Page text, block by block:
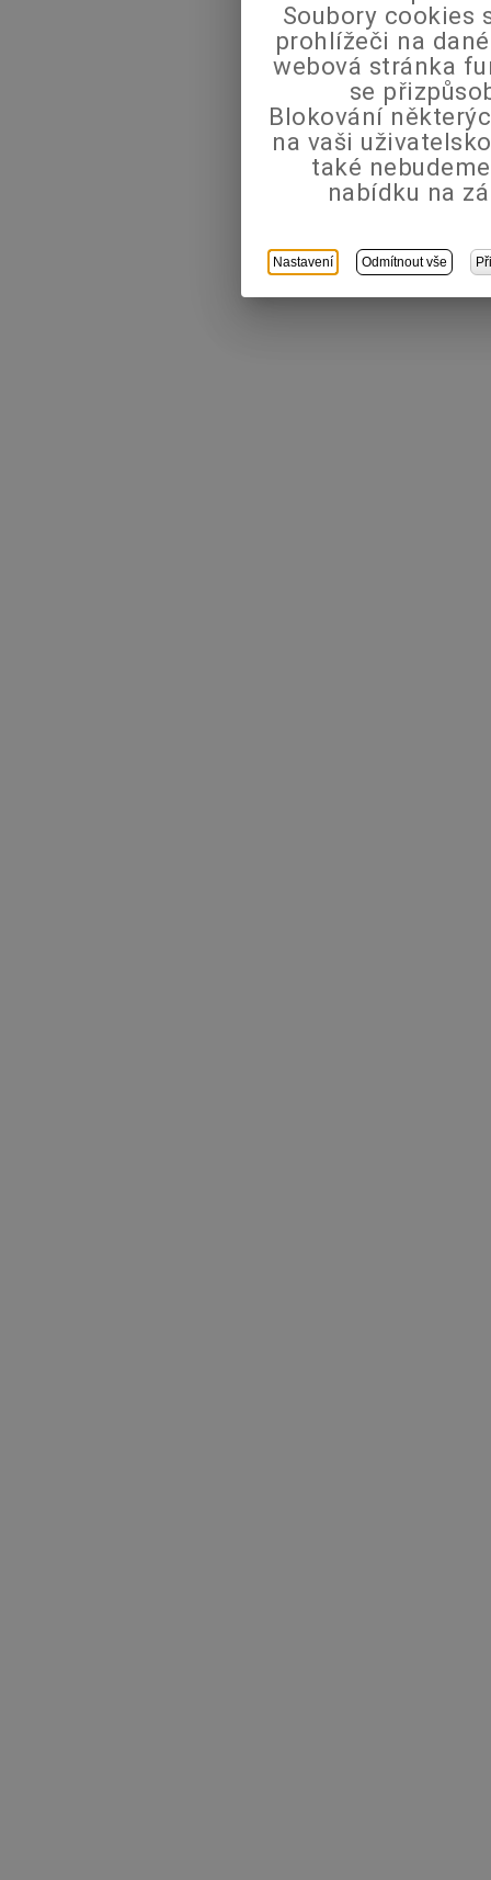
Soubory cookies
prohlížeči na
webová stránka
se
Blokování
na vaši
také
nabídku na
Nastavení Odmítnout vše